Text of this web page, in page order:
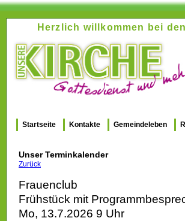
Herzlich willkommen bei
Startseite Kontakte Gemeindeleben
Unser Terminkalender
Zurück
Frauenclub
Frühstück mit
Mo, 13.7.2026 9 Uhr